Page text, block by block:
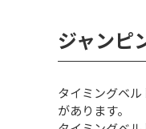
ジャンピ
タイミングベ
があります。